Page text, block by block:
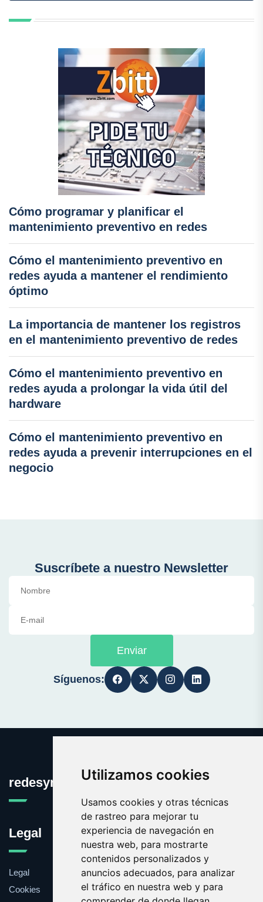
Utilizamos cookies
Usamos cookies y otras técnicas
de rastreo para mejorar tu
experiencia de navegación en
nuestra web, para mostrarte
contenidos personalizados y
anuncios adecuados, para analizar
el tráfico en nuestra web y para
Cómo programar y planificar el
mantenimiento preventivo en redes
Cómo el mantenimiento preventivo en
redes ayuda a mantener el rendimiento
óptimo
La importancia de mantener los registros
en el mantenimiento preventivo de redes
Cómo el mantenimiento preventivo en
redes ayuda a prolongar la vida útil del
hardware
Cómo el mantenimiento preventivo en
redes ayuda a prevenir interrupciones en el
negocio
Suscríbete a nuestro Newsletter
Enviar
Síguenos:
redesymantenimiento.com
Legal
Legal
Cookies